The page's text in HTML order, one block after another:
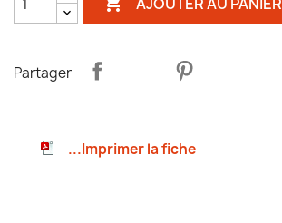
Partager
...Imprimer la fiche